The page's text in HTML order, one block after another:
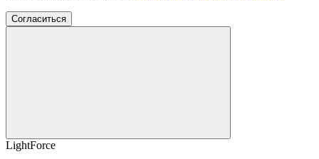
Согласиться
LightForce